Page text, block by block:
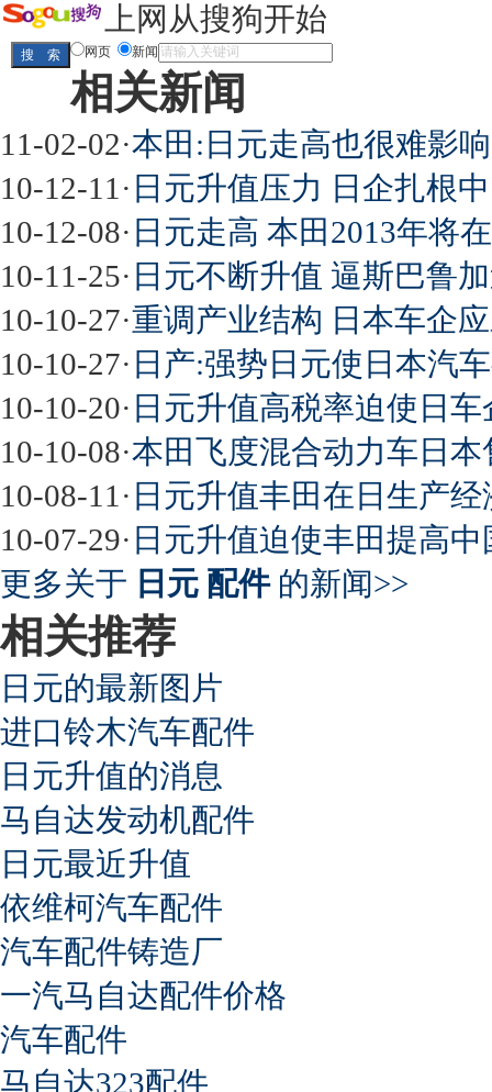
上网从搜狗开始
网页 新闻
相关新闻
11-02-02·本田:日元走高也很难影
10-12-11 · 日元升值压力 日企扎根
10-12-08· 日元走高 本田2013年将
10-11-25· 日元不断升值 逼斯巴鲁
10-10-27·重调产业结构 日本车企
10-10-27· 日产:强势日元使日本汽
10-10-20· 日元升值高税率迫使日
10-10-08·本田飞度混合动力车日本
10-08-11 · 日元升值丰田在日生产
10-07-29· 日元升值迫使丰田提高
更多关于 日元 配件的新闻>>
相关推荐
日元的最新图片
进口铃木汽车配件
日元升值的消息
马自达发动机配件
日元最近升值
依维柯汽车配件
汽车配件铸造厂
一汽马自达配件价格
汽车配件
马自达323配件